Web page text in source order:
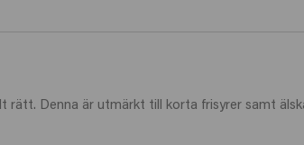
Denna är utmärkt till korta frisyrer samt